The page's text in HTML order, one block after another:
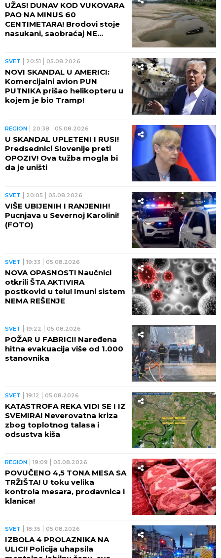
UŽAS! DUNAV KOD VUKOVARA
PAO NA MINUS 60
CENTIMETARA! Brodovi stoje
nasukani, saobraćaj NE
SVET 20:51 05.08.2026
NOVI SKANDAL U AMERICI:
Komercijalni avion PUN
PUTNIKA prišao helikopteru u
kojem je bio Tramp!
REGION 20:38 05.08.2026
U SKANDAL UPLETENI I RUSI!
Predsednici Slovenije preti
OPOZIV! Ova tužba mogla bi
da je uništi
SVET 20:05 05.08.2026
VIŠE UBIJENIH I RANJENIH!
Pucnjava u Severnoj Karolini!
(FOTO)
SVET 19:33 05.08.2026
NOVA OPASNOST! Naučnici
otkrili ŠTA AKTIVIRA
postkovid u telu! Imuni sistem
NEMA REŠENJE
SVET 19:22 05.08.2026
POŽAR U FABRICI! Naređena
hitna evakuacija više od 1.000
stanovnika
SVET 19:12 05.08.2026
KATASTROFA REKA VIDI SE I IZ
SVEMIRA! Neverovatna kriza
zbog toplotnog talasa i
odsustva kiša
REGION 19:09 05.08.2026
POVUČENO 4,5 TONA MESA SA
TRŽIŠTA! U toku velika
kontrola mesara, prodavnica i
klanica!
SVET 18:35 05.08.2026
IZBOLA 4 PROLAZNIKA NA
ULICI! Policija uhapsila